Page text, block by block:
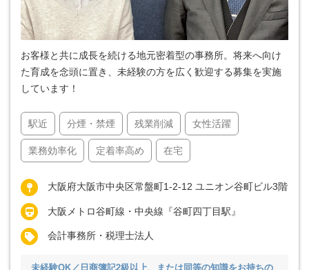
お客様と共に成長を続ける地元密着型の事務所。将来へ向け
た育成を念頭に置き、未経験の方を広く歓迎する募集を実施
しています！
駅近 分煙・禁煙 残業削減 女性活躍
業務効率化 定着率高め 在宅
大阪府大阪市中央区常盤町1-2-12 ユニオン谷町ビル3階
大阪メトロ谷町線・中央線『谷町四丁目駅』
会計事務所・税理士法人
未経験OK／日商簿記2級以上、または同等の知識をお持ちの